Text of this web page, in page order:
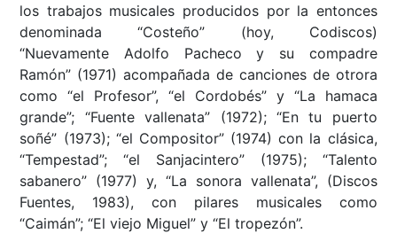
los trabajos musicales producidos por la entonces
denominada “Costeño” (hoy, Codiscos)
“Nuevamente Adolfo Pacheco y su compadre
Ramón” (1971) acompañada de canciones de otrora
como “el Profesor”, “el Cordobés” y “La hamaca
grande”; “Fuente vallenata” (1972); “En tu puerto
soñé” (1973); “el Compositor” (1974) con la clásica,
“Tempestad”; “el Sanjacintero” (1975); “Talento
sabanero” (1977) y, “La sonora vallenata”, (Discos
Fuentes, 1983), con pilares musicales como
“Caimán”; “El viejo Miguel” y “El tropezón”.